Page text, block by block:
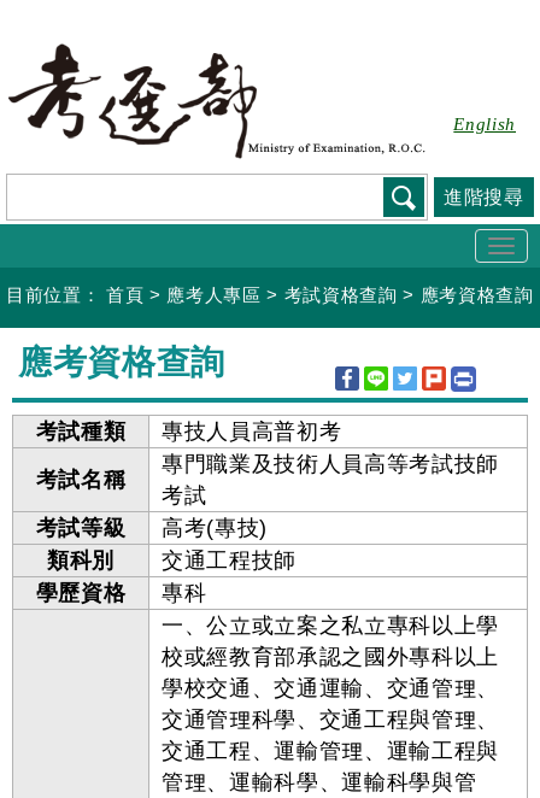
要
容
English
進階搜尋
目前位置： 首頁 > 應考人專區 > 考試資格查詢 > 應考資格查詢
:::
應考資格查詢
考試種類
專技人員高普初考
考試名稱
專門職業及技術人員高等考試技師
考試
考試等級
高考(專技)
類科別
交通工程技師
學歷資格
專科
一、公立或立案之私立專科以上學
校或經教育部承認之國外專科以上
學校交通、交通運輸、交通管理、
交通管理科學、交通工程與管理、
交通工程、運輸管理、運輸工程與
管理、運輸科學、運輸科學與管